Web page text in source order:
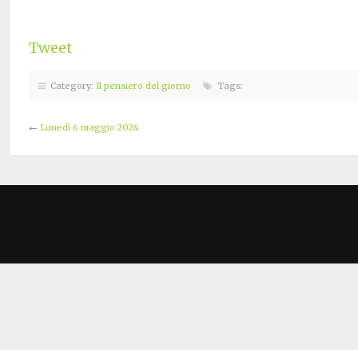
Tweet
Category: Il pensiero del giorno Tags:
← Lunedì 6 maggio 2024